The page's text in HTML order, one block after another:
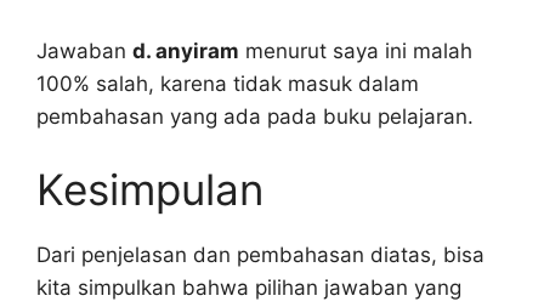
Jawaban d. anyiram menurut saya ini malah
100% salah, karena tidak masuk dalam
pembahasan yang ada pada buku pelajaran.
Kesimpulan
Dari penjelasan dan pembahasan diatas, bisa
kita simpulkan bahwa pilihan jawaban yang